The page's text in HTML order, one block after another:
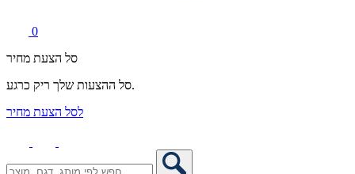
0
סל הצעת מחיר
סל ההצעות שלך ריק כרגע.
לסל הצעת מחיר